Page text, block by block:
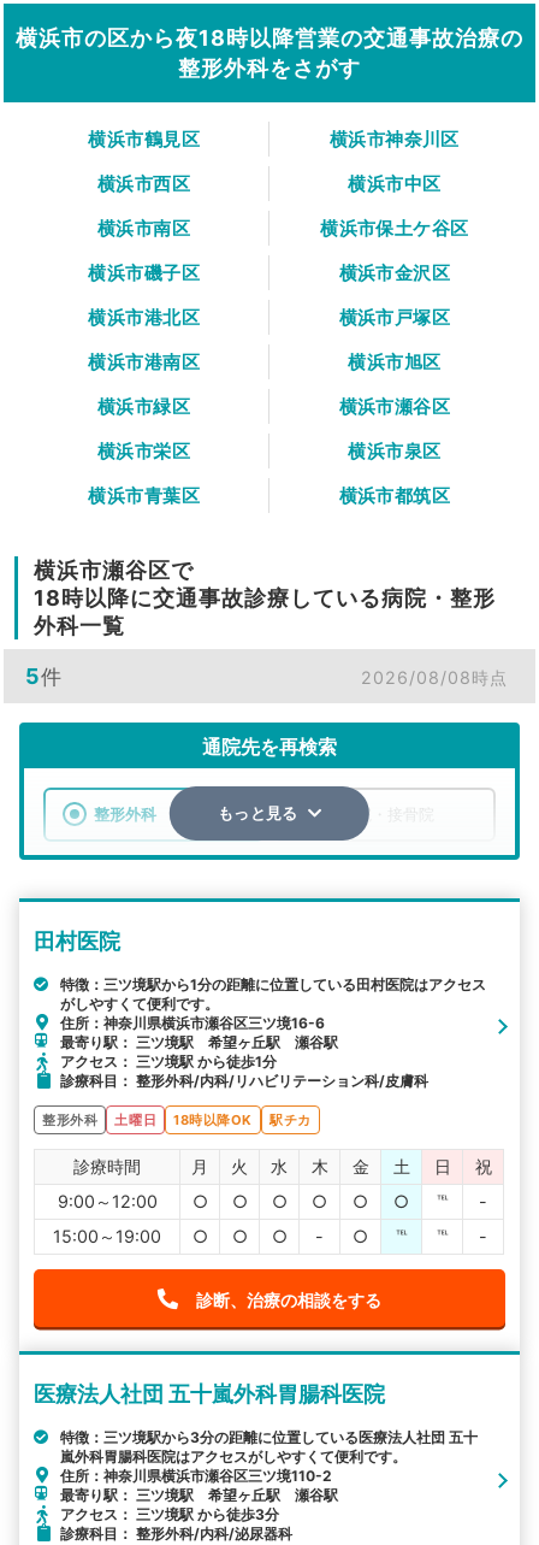
横浜市の区から夜18時以降営業の交通事故治療の
整形外科をさがす
横浜市鶴見区
横浜市神奈川区
横浜市西区
横浜市中区
横浜市南区
横浜市保土ケ谷区
横浜市磯子区
横浜市金沢区
横浜市港北区
横浜市戸塚区
横浜市港南区
横浜市旭区
横浜市緑区
横浜市瀬谷区
横浜市栄区
横浜市泉区
横浜市青葉区
横浜市都筑区
横浜市瀬谷区で
18時以降に交通事故診療している病院・整形
外科一覧
5件 2026/08/08時点
通院先を再検索
整形外科 整骨院・接骨院
詳細条件で絞り込む
その他の検索方法
もっと見る
田村医院
特徴：三ツ境駅から1分の距離に位置している田村医院はアクセス
がしやすくて便利です。
住所：神奈川県横浜市瀬谷区三ツ境16-6
最寄り駅： 三ツ境駅 希望ヶ丘駅 瀬谷駅
アクセス： 三ツ境駅 から徒歩1分
診療科目： 整形外科/内科/リハビリテーション科/皮膚科
整形外科 土曜日 18時以降OK 駅チカ
診療時間 月 火 水 木 金 土 日
祝
9:00～12:00
○ ○ ○ ○ ○ ○ ℡
-
15:00～19:00
○ ○ ○ - ○ ℡ ℡ -
診断、治療の相談をする
医療法人社団 五十嵐外科胃腸科医院
特徴：三ツ境駅から3分の距離に位置している医療法人社団 五十
嵐外科胃腸科医院はアクセスがしやすくて便利です。
住所：神奈川県横浜市瀬谷区三ツ境110-2
最寄り駅： 三ツ境駅 希望ヶ丘駅 瀬谷駅
アクセス： 三ツ境駅 から徒歩3分
診療科目： 整形外科/内科/泌尿器科